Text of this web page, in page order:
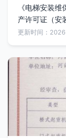
《电梯安装
产许可证（安
更新时间：